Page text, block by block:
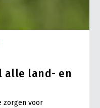
alle land- en
zorgen voor